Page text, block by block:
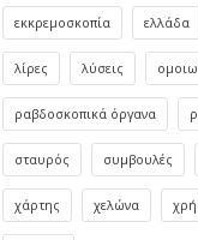
εκκρεμοσκοπία ελλάδα
λίρες λύσεις
ραβδοσκοπικά όργανα
σταυρός συμβουλές
χάρτης χελώνα